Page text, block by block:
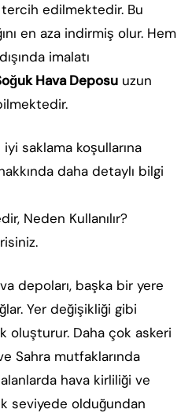
edilmektedir. Bu
en aza indirmiş olur. Hem
imalatı
Hava Deposu uzun
iyi saklama koşullarına
daha detaylı bilgi
Neden Kullanılır?
depoları, başka bir yere
Yer değişikliği gibi
oluşturur. Daha çok askeri
Sahra mutfaklarında
hava kirliliği ve
seviyede olduğundan